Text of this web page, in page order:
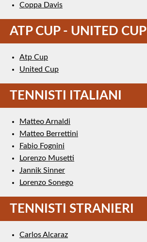
Coppa Davis
ATP CUP - UNITED CUP
Atp Cup
United Cup
TENNISTI ITALIANI
Matteo Arnaldi
Matteo Berrettini
Fabio Fognini
Lorenzo Musetti
Jannik Sinner
Lorenzo Sonego
TENNISTI STRANIERI
Carlos Alcaraz